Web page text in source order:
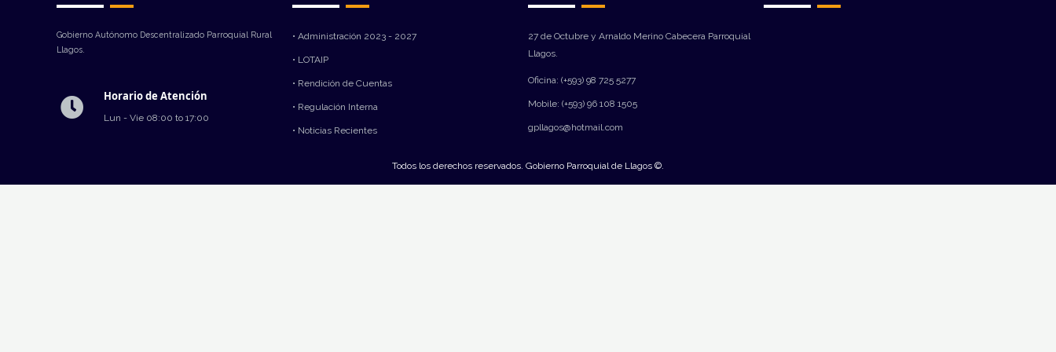
Gobierno Autónomo Descentralizado Parroquial Rural
Llagos.
Horario de Atención
Lun - Vie 08:00 to 17:00
• Administración 2023 - 2027
• LOTAIP
• Rendición de Cuentas
• Regulación Interna
• Noticias Recientes
27 de Octubre y Arnaldo Merino Cabecera Parroquial
Llagos.
Oficina: (+593) 98 725 5277
Mobile: (+593) 96 108 1505
gpllagos@hotmail.com
Todos los derechos reservados. Gobierno Parroquial de Llagos ©.